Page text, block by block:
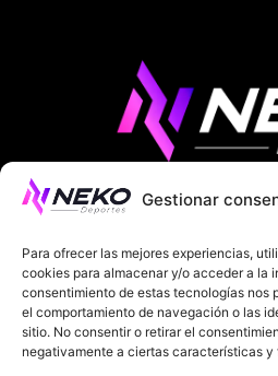
Gestionar
Para ofrecer las mejores experiencias,
cookies para almacenar y/o acceder a la
consentimiento de estas tecnologías nos
el comportamiento de navegación o las
sitio. No consentir o retirar el
negativamente a ciertas características y
ÚLTIMAS NOTICIAS
LA LIGA MUNDIAL 2026
SOBRE